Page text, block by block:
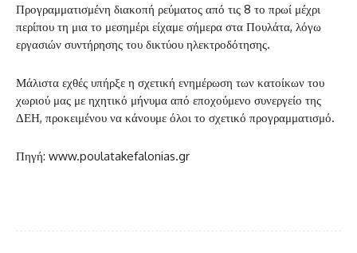
Προγραμματισμένη διακοπή ρεύματος από τις 8 το πρωί μέχρι
περίπου τη μια το μεσημέρι είχαμε σήμερα στα Πουλάτα, λόγω
εργασιών συντήρησης του δικτύου ηλεκτροδότησης.
Μάλιστα εχθές υπήρξε η σχετική ενημέρωση των κατοίκων του
χωριού μας με ηχητικό μήνυμα από εποχούμενο συνεργείο της
ΔΕΗ, προκειμένου να κάνουμε όλοι το σχετικό προγραμματισμό.
Πηγή: www.poulatakefalonias.gr